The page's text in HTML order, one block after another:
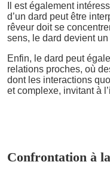
Il est également
d’un dard peut être
rêveur doit se
sens, le dard devient
Enfin, le dard peut
relations proches, où
dont les interactions
et complexe, invitant à
Confrontation à